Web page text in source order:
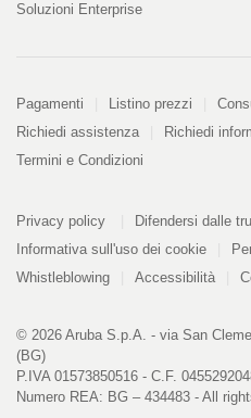
Soluzioni Enterprise
Pagamenti
Pagamenti Listino prezzi
Richiedi assistenza
Richiedi
Termini e Condizioni
Informazioni
Privacy policy
PDF
kB
Difendersi dalle
Informativa sull'uso dei cookie
Whistleblowing
Accessibilità
© 2026 Aruba S.p.A. - via San
(BG)
P.IVA 01573850516 - C.F.
Numero REA: BG – 434483 - All